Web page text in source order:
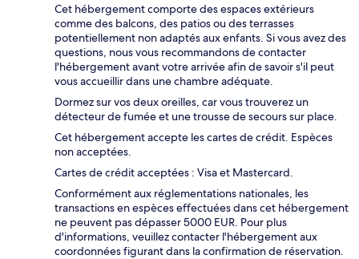
Cet hébergement comporte des espaces extérieurs
comme des balcons, des patios ou des terrasses
potentiellement non adaptés aux enfants. Si vous avez des
questions, nous vous recommandons de contacter
l'hébergement avant votre arrivée afin de savoir s'il peut
vous accueillir dans une chambre adéquate.
Dormez sur vos deux oreilles, car vous trouverez un
détecteur de fumée et une trousse de secours sur place.
Cet hébergement accepte les cartes de crédit. Espèces
non acceptées.
Cartes de crédit acceptées : Visa et Mastercard.
Conformément aux réglementations nationales, les
transactions en espèces effectuées dans cet hébergement
ne peuvent pas dépasser 5000 EUR. Pour plus
d'informations, veuillez contacter l'hébergement aux
coordonnées figurant dans la confirmation de réservation.